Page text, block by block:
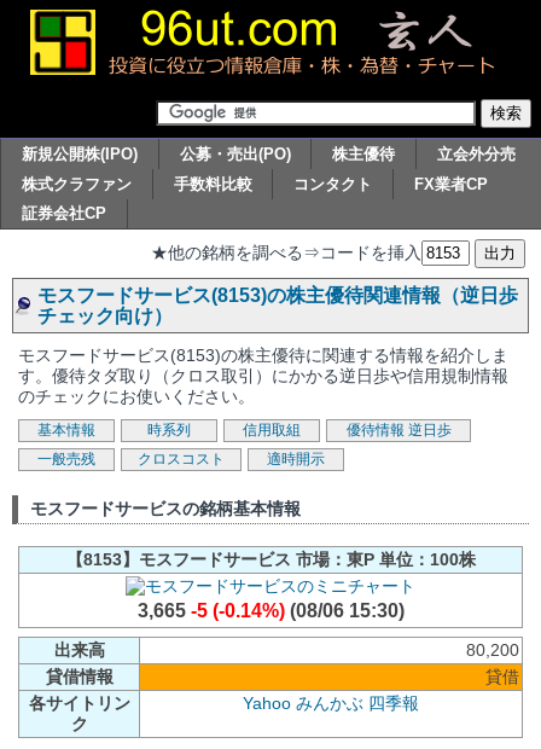
新規公開株(IPO) 公募・売出(PO) 株主優待
立会外分売
株式クラファン
手数料比較 コンタクト
FX業者CP
証券会社CP
★他の銘柄を調べる⇒コードを挿入
モスフードサービス(8153)の株主優待関連情報（逆日歩
チェック向け）
モスフードサービス(8153)の株主優待に関連する情報を紹介しま
す。優待タダ取り（クロス取引）にかかる逆日歩や信用規制情報
のチェックにお使いください。
基本情報 時系列 信用取組 優待情報 逆日歩
一般売残
クロスコスト 適時開示
モスフードサービスの銘柄基本情報
【8153】モスフードサービス 市場：東P 単位：100株
3,665 -5 (-0.14%)(08/06 15:30)
出来高
80,200
貸借情報
貸借
各サイトリン
ク
Yahoo みんかぶ 四季報